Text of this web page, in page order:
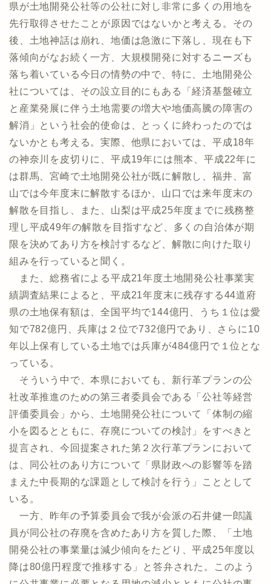
県が土地開発公社等の公社に対し非常に多くの用地を
先行取得させたことが原因ではないかと考える。その
後、土地神話は崩れ、地価は急激に下落し、現在も下
落傾向がなお続く一方、大規模開発に対するニーズも
落ち着いている今日の情勢の中で、特に、土地開発公
社については、その設立目的にもある「経済基盤確立
と産業発展に伴う土地需要の増大や地価高騰の障害の
解消」という社会的使命は、とっくに終わったのでは
ないかとも考える。実際、他県においては、平成18年
の神奈川を皮切りに、平成19年には熊本、平成22年に
は群馬、宮崎で土地開発公社が既に解散し、福井、富
山では今年度末に解散するほか、山口では来年度末の
解散を目指し、また、山梨は平成25年度までに残務整
理し平成49年の解散を目指すなど、多くの自治体が期
限を決めてあり方を検討するなど、解散に向けた取り
組みを行っていると聞く。
また、総務省による平成21年度土地開発公社事業実
績調査結果によると、平成21年度末に残存する44道府
県の土地保有額は、全国平均で144億円、うち１位は愛
知で782億円、兵庫は２位で732億円であり、さらに10
年以上保有している土地では兵庫が484億円で１位とな
っている。
そういう中で、本県においても、新行革プランの公
社改革推進のための第三者委員会である「公社等経営
評価委員会」から、土地開発公社について「体制の縮
小を図るとともに、存廃についての検討」をすべきと
提言され、今回提案された第２次行革プランにおいて
は、同公社のあり方について「県財政への影響等を踏
まえた中長期的な課題として検討を行う」こととして
いる。
一方、昨年の予算委員会で我が会派の石井健一郎議
員が同公社の存廃を含めたあり方を質した際、「土地
開発公社の事業量は減少傾向をたどり、平成25年度以
降は80億円程度で推移する」と答弁された。このよう